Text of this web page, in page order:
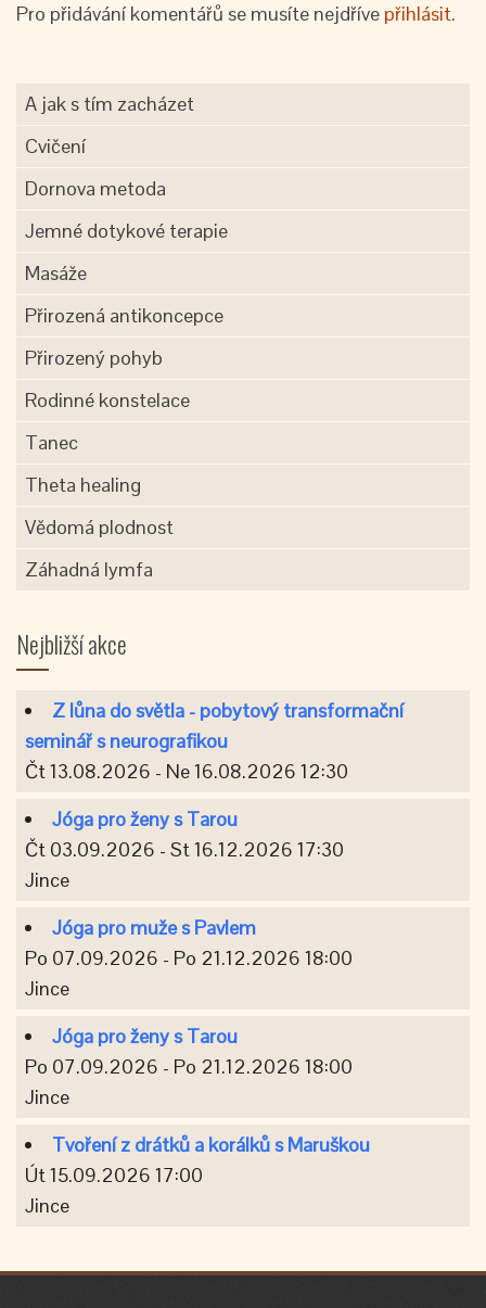
Pro přidávání komentářů se musíte nejdříve přihlásit.
A jak s tím zacházet
Cvičení
Dornova metoda
Jemné dotykové terapie
Masáže
Přirozená antikoncepce
Přirozený pohyb
Rodinné konstelace
Tanec
Theta healing
Vědomá plodnost
Záhadná lymfa
Nejbližší akce
Z lůna do světla - pobytový transformační
seminář s neurografikou
Čt 13.08.2026 - Ne 16.08.2026 12:30
Jóga pro ženy s Tarou
Čt 03.09.2026 - St 16.12.2026 17:30
Jince
Jóga pro muže s Pavlem
Po 07.09.2026 - Po 21.12.2026 18:00
Jince
Jóga pro ženy s Tarou
Po 07.09.2026 - Po 21.12.2026 18:00
Jince
Tvoření z drátků a korálků s Maruškou
Út 15.09.2026 17:00
Jince